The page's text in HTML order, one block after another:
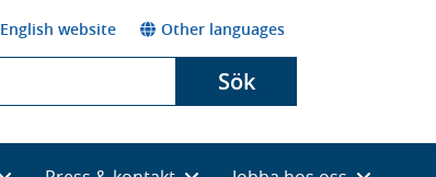
English website Other languages
Sök